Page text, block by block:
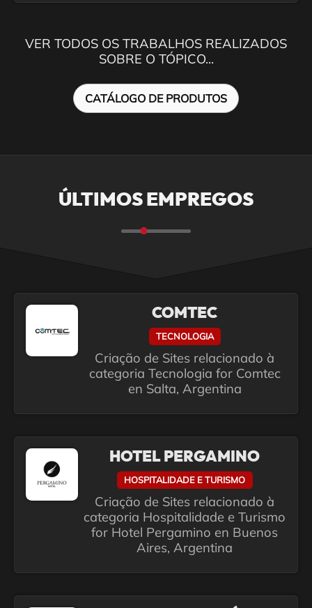
VER TODOS OS TRABALHOS REALIZADOS
SOBRE O TÓPICO...
CATÁLOGO DE PRODUTOS
ÚLTIMOS EMPREGOS
COMTEC
TECNOLOGIA
Criação de Sites relacionado à
categoria Tecnologia for Comtec
en Salta, Argentina
HOTEL PERGAMINO
HOSPITALIDADE E TURISMO
Criação de Sites relacionado à
categoria Hospitalidade e Turismo
for Hotel Pergamino en Buenos
Aires, Argentina